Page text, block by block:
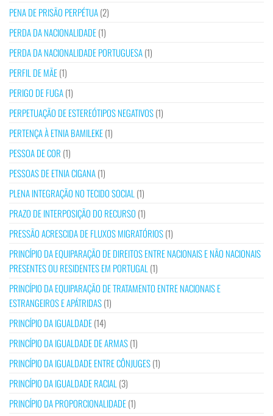
PENA DE PRISÃO PERPÉTUA(2)
PERDA DA NACIONALIDADE(1)
PERDA DA NACIONALIDADE PORTUGUESA(1)
PERFIL DE MÃE(1)
PERIGO DE FUGA(1)
PERPETUAÇÃO DE ESTEREÓTIPOS NEGATIVOS(1)
PERTENÇA À ETNIA BAMILEKE(1)
PESSOA DE COR (1)
PESSOAS DE ETNIA CIGANA(1)
PLENA INTEGRAÇÃO NO TECIDO SOCIAL(1)
PRAZO DE INTERPOSIÇÃO DO RECURSO (1)
PRESSÃO ACRESCIDA DE FLUXOS MIGRATÓRIOS(1)
PRINCÍPIO DA EQUIPARAÇÃO DE DIREITOS ENTRE NACIONAIS E NÃO NACIONAIS
PRESENTES OU RESIDENTES EM PORTUGAL(1)
PRINCÍPIO DA EQUIPARAÇÃO DE TRATAMENTO ENTRE NACIONAIS E
ESTRANGEIROS E APÁTRIDAS(1)
PRINCÍPIO DA IGUALDADE(14)
PRINCÍPIO DA IGUALDADE DE ARMAS(1)
PRINCÍPIO DA IGUALDADE ENTRE CÔNJUGES(1)
PRINCÍPIO DA IGUALDADE RACIAL(3)
PRINCÍPIO DA PROPORCIONALIDADE(1)